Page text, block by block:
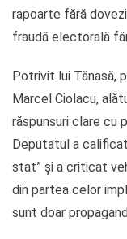
rapoarte fără
fraudă electorală
Potrivit lui Tănasă,
Marcel Ciolacu,
răspunsuri clare cu
Deputatul a
stat” și a criticat
din partea celor
sunt doar